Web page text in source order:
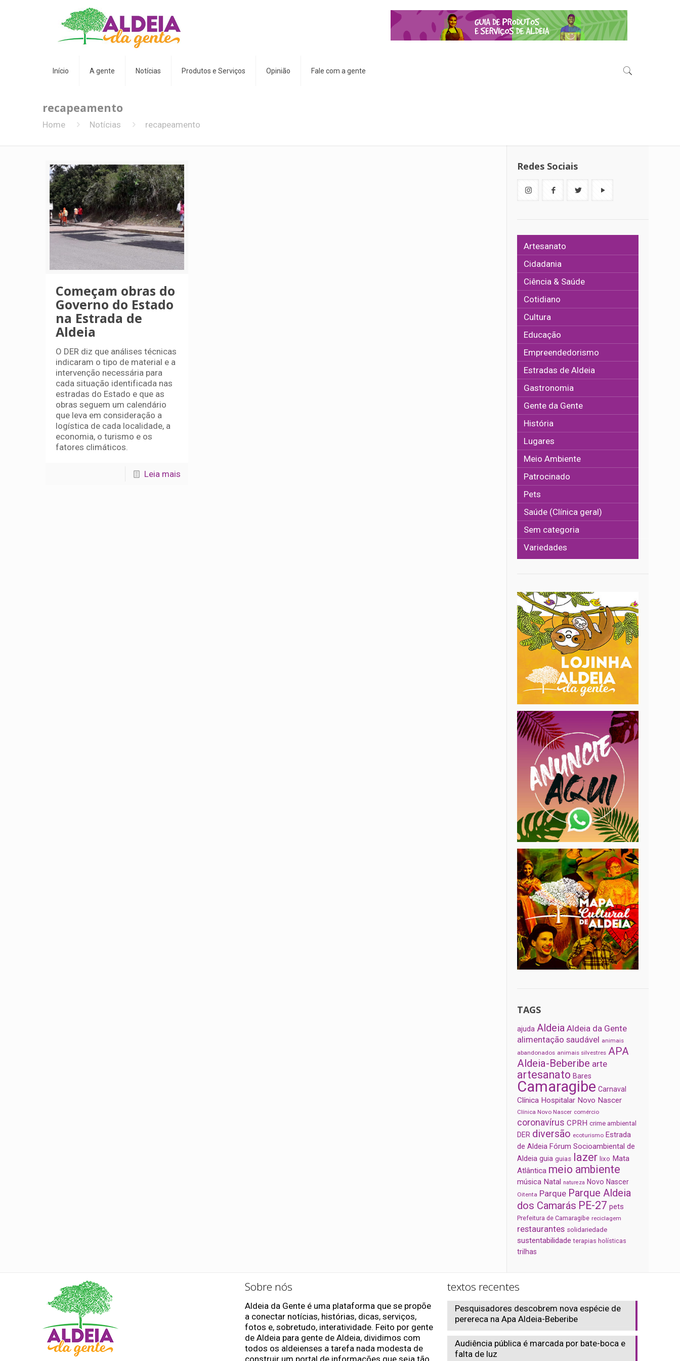
Início A gente Notícias Produtos e Serviços Opinião Fale com a gente
recapeamento
Home Notícias recapeamento
Começam obras do
Governo do Estado
na Estrada de
Aldeia
O DER diz que análises técnicas
indicaram o tipo de material e a
intervenção necessária para
cada situação identificada nas
estradas do Estado e que as
obras seguem um calendário
que leva em consideração a
logística de cada localidade, a
economia, o turismo e os
fatores climáticos.
Leia mais
Redes Sociais
Artesanato
Cidadania
Ciência & Saúde
Cotidiano
Cultura
Educação
Empreendedorismo
Estradas de Aldeia
Gastronomia
Gente da Gente
História
Lugares
Meio Ambiente
Patrocinado
Pets
Saúde (Clínica geral)
Sem categoria
Variedades
TAGS
ajuda Aldeia Aldeia da Gente
alimentação saudável animais
abandonados animais silvestres APA
Aldeia-Beberibe arte
artesanato Bares
Camaragibe Carnaval
Clínica Hospitalar Novo Nascer
Clínica Novo Nascer comércio
coronavírus CPRH crime ambiental
DER diversão ecoturismo Estrada
de Aldeia Fórum Socioambiental de
Aldeia guia guias lazer lixo Mata
Atlântica meio ambiente
música Natal natureza Novo Nascer
Oitenta Parque Parque Aldeia
dos Camarás PE-27 pets
Prefeitura de Camaragibe reciclagem
restaurantes solidariedade
sustentabilidade terapias holísticas
trilhas
Sobre nós
Aldeia da Gente é uma plataforma que se propõe
a conectar notícias, histórias, dicas, serviços,
fotos e, sobretudo, interatividade. Feito por gente
de Aldeia para gente de Aldeia, dividimos com
todos os aldeienses a tarefa nada modesta de
construir um portal de informações que seja tão
textos recentes
Pesquisadores descobrem nova espécie de
perereca na Apa Aldeia-Beberibe
Audiência pública é marcada por bate-boca e
falta de luz